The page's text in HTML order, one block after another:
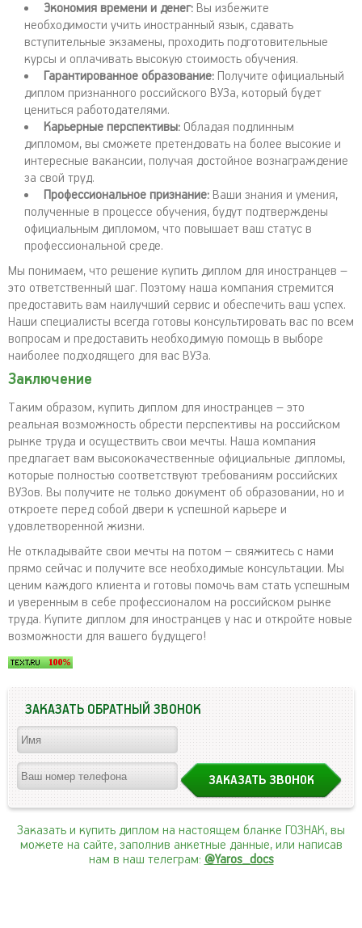
Экономия времени и денег: Вы избежите
необходимости учить иностранный язык, сдавать
вступительные экзамены, проходить подготовительные
курсы и оплачивать высокую стоимость обучения.
Гарантированное образование: Получите официальный
диплом признанного российского ВУЗа, который будет
цениться работодателями.
Карьерные перспективы: Обладая подлинным
дипломом, вы сможете претендовать на более высокие и
интересные вакансии, получая достойное вознаграждение
за свой труд.
Профессиональное признание: Ваши знания и умения,
полученные в процессе обучения, будут подтверждены
официальным дипломом, что повышает ваш статус в
профессиональной среде.
Мы понимаем, что решение купить диплом для иностранцев –
это ответственный шаг. Поэтому наша компания стремится
предоставить вам наилучший сервис и обеспечить ваш успех.
Наши специалисты всегда готовы консультировать вас по всем
вопросам и предоставить необходимую помощь в выборе
наиболее подходящего для вас ВУЗа.
Заключение
Таким образом, купить диплом для иностранцев – это
реальная возможность обрести перспективы на российском
рынке труда и осуществить свои мечты. Наша компания
предлагает вам высококачественные официальные дипломы,
которые полностью соответствуют требованиям российских
ВУЗов. Вы получите не только документ об образовании, но и
откроете перед собой двери к успешной карьере и
удовлетворенной жизни.
Не откладывайте свои мечты на потом – свяжитесь с нами
прямо сейчас и получите все необходимые консультации. Мы
ценим каждого клиента и готовы помочь вам стать успешным
и уверенным в себе профессионалом на российском рынке
труда. Купите диплом для иностранцев у нас и откройте новые
возможности для вашего будущего!
ЗАКАЗАТЬ ОБРАТНЫЙ ЗВОНОК
Заказать и купить диплом на настоящем бланке ГОЗНАК, вы
можете на сайте, заполнив анкетные данные, или написав
нам в наш телеграм: @Yaros_docs